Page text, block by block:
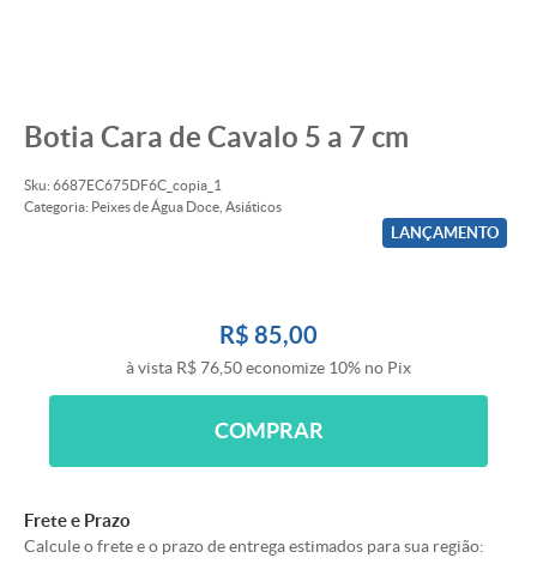
Botia Cara de Cavalo 5 a 7 cm
Sku: 6687EC675DF6C_copia_1
Categoria: Peixes de Água Doce Asiáticos
LANÇAMENTO
R$ 85,00
à vista R$ 76,50economize 10% no Pix
COMPRAR
Frete e Prazo
Calcule o frete e o prazo de entrega estimados para sua região: